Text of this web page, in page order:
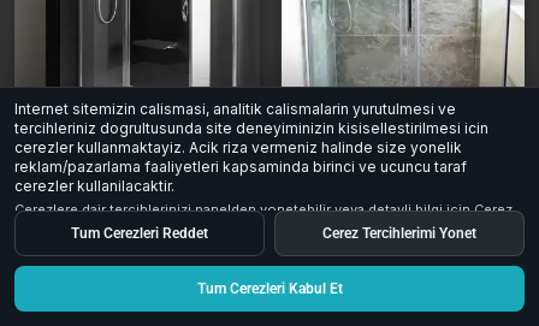
Yeni lüks duş kabini 90x100 cm
Açıklama
Şırnak / Merkez
0 32
Modern cam duş kabini
3.500 ₺
Osmaniye / Merkez
0 66
Internet sitemizin calismasi, analitik calismalarin yurutulmesi ve
tercihleriniz dogrultusunda site deneyiminizin kisisellestirilmesi icin
cerezler kullanmaktayiz. Acik riza vermeniz halinde size yonelik
reklam/pazarlama faaliyetleri kapsaminda birinci ve ucuncu taraf
cerezler kullanilacaktir.
Cerezlere dair tercihlerinizi panelden yonetebilir veya detayli bilgi icinCerez
Aydinlatma Metniinceleyebilirsiniz.
Tum Cerezleri Reddet Cerez Tercihlerimi Yonet
Tum Cerezleri Kabul Et